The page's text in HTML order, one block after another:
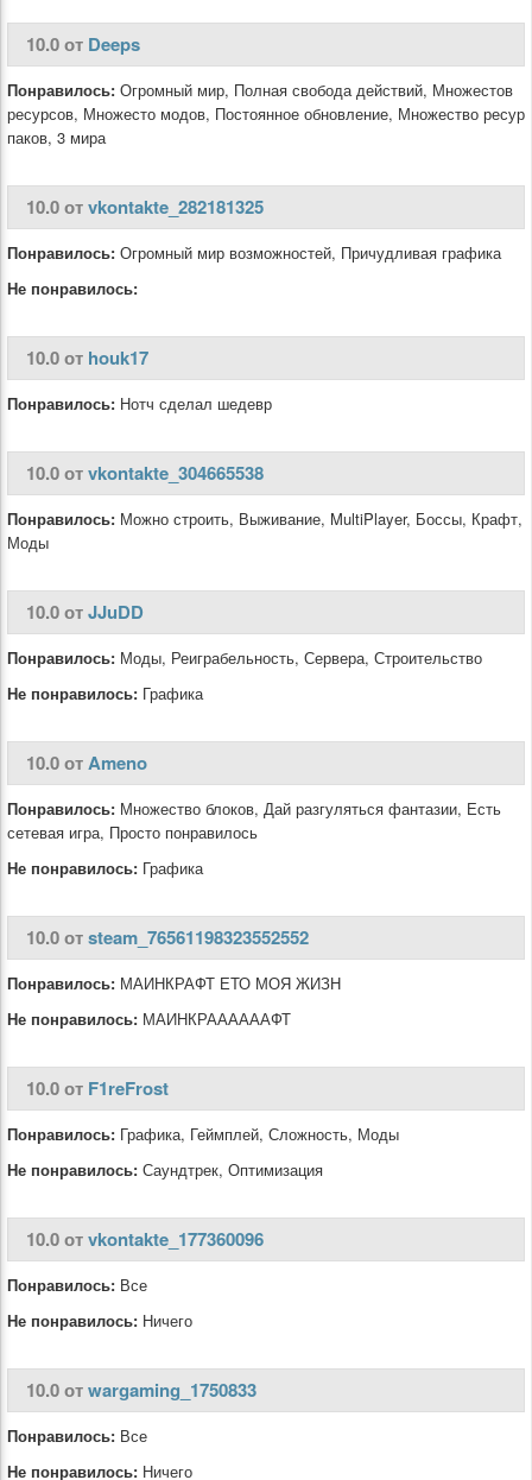
10.0 от Deeps
Понравилось: Огромный мир, Полная свобода действий, Множестов
ресурсов, Множесто модов, Постоянное обновление, Множество ресур
паков, 3 мира
10.0 отvkontakte_282181325
Понравилось: Огромный мир возможностей, Причудливая графика
Не понравилось:
10.0 от houk17
Понравилось: Нотч сделал шедевр
10.0 отvkontakte_304665538
Понравилось: Можно строить, Выживание, MultiPlayer, Боссы, Крафт,
Моды
10.0 отJJuDD
Понравилось: Моды, Реиграбельность, Сервера, Строительство
Не понравилось: Графика
10.0 отAmeno
Понравилось: Множество блоков, Дай разгуляться фантазии, Есть
сетевая игра, Просто понравилось
Не понравилось: Графика
10.0 отsteam_76561198323552552
Понравилось: МАИНКРАФТ ЕТО МОЯ ЖИЗН
Не понравилось: МАИНКРААААААФТ
10.0 от F1reFrost
Понравилось: Графика, Геймплей, Сложность, Моды
Не понравилось: Саундтрек, Оптимизация
10.0 отvkontakte_177360096
Понравилось: Все
Не понравилось: Ничего
10.0 отwargaming_1750833
Понравилось: Все
Не понравилось: Ничего